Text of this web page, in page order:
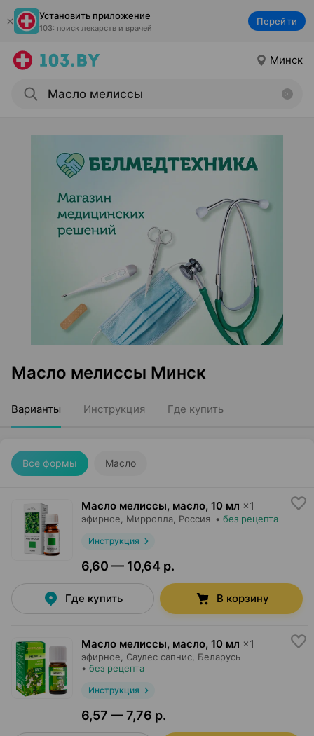
Установить приложение
103: поиск лекарств и врачей
Перейти
Минск
Масло мелиссы Минск
Варианты Инструкция Где купить
Все формы Масло
Масло мелиссы, масло, 10 мл ×1
эфирное, Мирролла , Россия • без рецепта
Инструкция
6,60 — 10,64 р.
Где купить В корзину
Масло мелиссы, масло, 10 мл ×1
эфирное, Саулес сапнис , Беларусь
• без рецепта
Инструкция
6,57 — 7,76 р.